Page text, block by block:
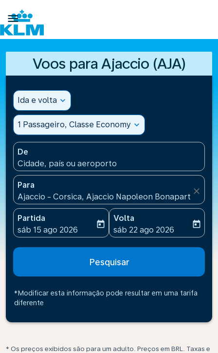

Voos para Ajaccio (AJA)
Ida e volta expand_more
1 Passageiro, Classe Economy expand_more
De
Cidade, país ou aeroporto
Para
Ajaccio - Corsica, Ajaccio Napoleon Bonaparte
close
Partida
fc-booking-departure-date-aria-label
sáb 15 ago 2026
today
Volta
fc-booking-return-date-
sáb 22 ago 2026
today
Pesquisar
*Modificar esta informação pode resultar em uma tarifa
diferente
* Os preços exibidos são para um adulto. Preços em BRL. Taxas e